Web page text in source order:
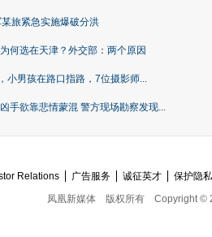
旅紧急实施爆破分洪
何选在天津？外交部：两个原因
小男孩在路口指路，7位摄影师...
手欲靠悲情蒙混 警方现场勘察发现...
Relations 广告服务 诚征英才
保护隐
凤凰新媒体
版权所有 Copyright ©